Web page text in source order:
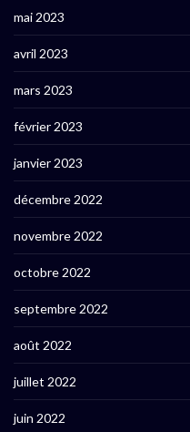
mai 2023
avril 2023
mars 2023
février 2023
janvier 2023
décembre 2022
novembre 2022
octobre 2022
septembre 2022
août 2022
juillet 2022
juin 2022